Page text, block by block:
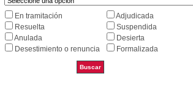
En tramitación
Adjudicada
Resuelta
Suspendida
Anulada
Desierta
Desestimiento o renuncia
Formalizada